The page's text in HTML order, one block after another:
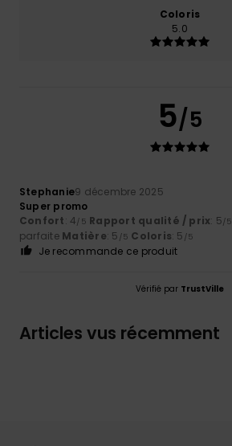
Coloris
5.0
5/5
Stephanie9 décembre 2025
Super promo
Confort: 4/5 Rapport qualité / prix: 5/5
parfaite Matière: 5 /5 Coloris: 5 /5
Je recommande ce produit
Vérifié par TrustVille
Articles vus récemment